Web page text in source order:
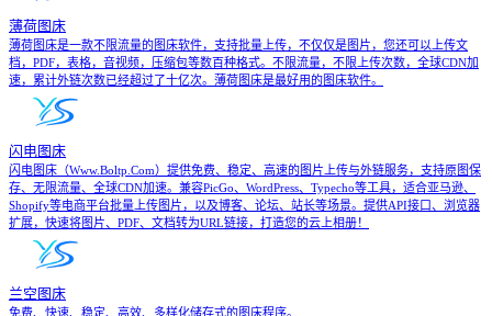
薄荷图床
薄荷图床是一款不限流量的图床软件，支持批量上传，不仅仅是图片，您还可以上传文
档，PDF，表格，音视频，压缩包等数百种格式。不限流量，不限上传次数，全球CDN加
速，累计外链次数已经超过了十亿次。薄荷图床是最好用的图床软件。
闪电图床
闪电图床（Www.Boltp.Com）提供免费、稳定、高速的图片上传与外链服务，支持原图保
存、无限流量、全球CDN加速。兼容PicGo、WordPress、Typecho等工具，适合亚马逊、
Shopify等电商平台批量上传图片，以及博客、论坛、站长等场景。提供API接口、浏览器
扩展，快速将图片、PDF、文档转为URL链接，打造您的云上相册！
兰空图床
免费、快速、稳定、高效、多样化储存式的图床程序。